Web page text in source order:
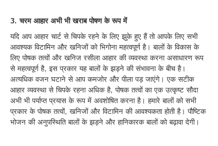
3. चरम आहार अभी भी खराब पोषण के रूप में
यदि आप आहार चार्ट से चिपके रहने के लिए झुके हुए हैं तो आपके लिए सभी
आवश्यक विटामिन और खनिजों को भिगोना महत्वपूर्ण है। बालों के विकास के
लिए पोषक तत्वों और खनिज रसीला आहार की व्यवस्था करना असाधारण रूप
से महत्वपूर्ण है, इस प्रकार यह बालों के झड़ने की संभावना के बीच है।
अत्यधिक वजन घटाने से आप कमजोर और पीला पड़ जाएंगे। एक सटीक
आहार व्यवस्था से चिपके रहना अधिक है, पोषक तत्वों का एक उत्कृष्ट सौदा
अभी भी पर्याप्त प्रयास के रूप में अवशोषित करना है। हमारे बालों को सभी
प्रकार के पोषक तत्वों, खनिजों और विटामिन की आवश्यकता होती है। पौष्टिक
भोजन की अनुपस्थिति बालों के झड़ने और हानिकारक बालों को बढ़ावा देगी।